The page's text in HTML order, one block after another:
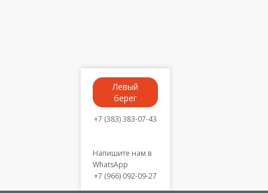
Левый
берег
+7 (383) 383-07-43
Напишите нам в
WhatsApp
+7 (966) 092-09-27